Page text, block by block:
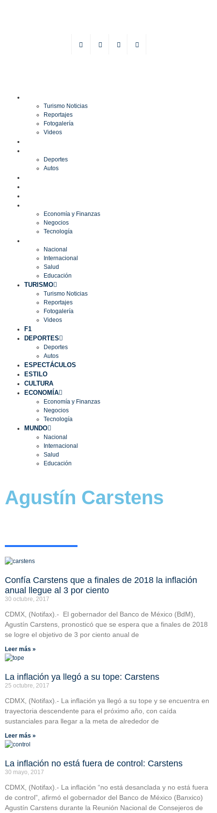
Turismo Noticias
Reportajes
Fotogalería
Videos
Deportes
Autos
Economía y Finanzas
Negocios
Tecnología
Nacional
Internacional
Salud
Educación
TURISMO
Turismo Noticias
Reportajes
Fotogalería
Videos
F1
DEPORTES
Deportes
Autos
ESPECTÁCULOS
ESTILO
CULTURA
ECONOMÍA
Economía y Finanzas
Negocios
Tecnología
MUNDO
Nacional
Internacional
Salud
Educación
Agustín Carstens
Confía Carstens que a finales de 2018 la inflación
anual llegue al 3 por ciento
30 octubre, 2017
CDMX, (Notifax).- El gobernador del Banco de México (BdM),
Agustín Carstens, pronosticó que se espera que a finales de 2018
se logre el objetivo de 3 por ciento anual de
Leer más »
La inflación ya llegó a su tope: Carstens
25 octubre, 2017
CDMX, (Notifax).- La inflación ya llegó a su tope y se encuentra en
trayectoria descendente para el próximo año, con caída
sustanciales para llegar a la meta de alrededor de
Leer más »
La inflación no está fuera de control: Carstens
30 mayo, 2017
CDMX, (Notifax).- La inflación “no está desanclada y no está fuera
de control”, afirmó el gobernador del Banco de México (Banxico)
Agustín Carstens durante la Reunión Nacional de Consejeros de